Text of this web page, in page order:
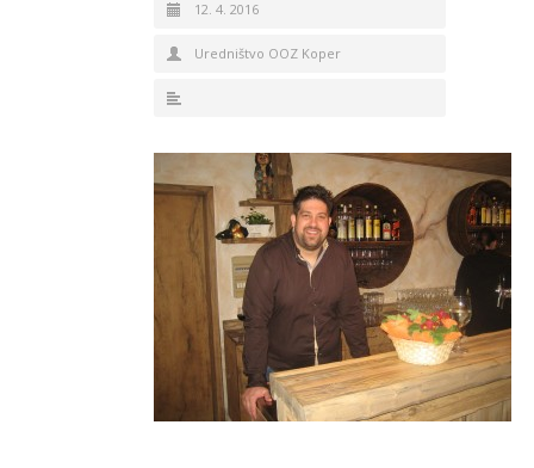
12. 4. 2016
Uredništvo OOZ Koper